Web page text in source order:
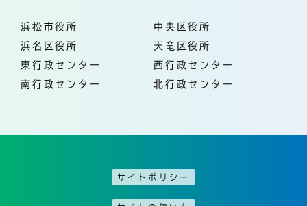
浜松市役所
中央区役所
浜名区役所
天竜区役所
東行政センター
西行政センター
南行政センター
北行政センター
サイトポリシー